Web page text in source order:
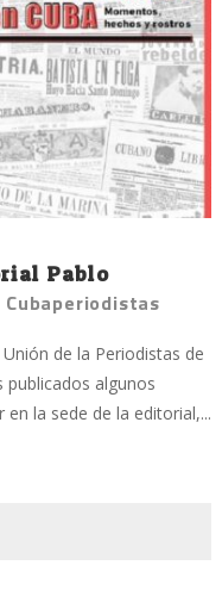
Pablo
Cubaperiodistas
de la Periodistas de
publicados algunos
la sede de la editorial,...